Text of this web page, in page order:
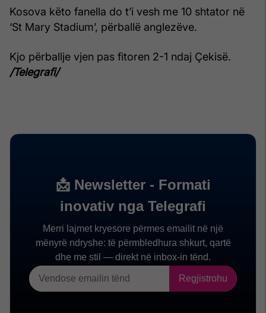
Kosova këto fanella do t’i vesh me 10 shtator në
‘St Mary Stadium’, përballë anglezëve.
Kjo përballje vjen pas fitoren 2-1 ndaj Çekisë.
/Telegrafi/